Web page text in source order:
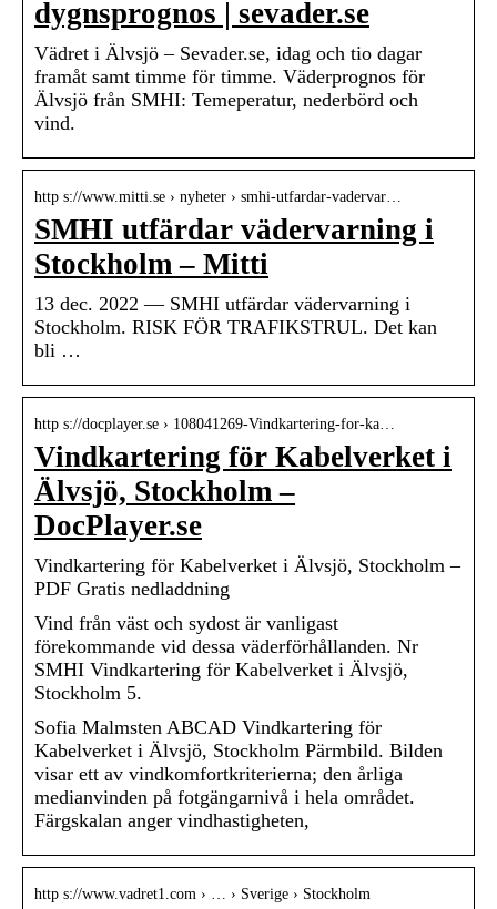
dygnsprognos | sevader.se
Vädret i Älvsjö – Sevader.se, idag och tio dagar
framåt samt timme för timme. Väderprognos för
Älvsjö från SMHI: Temeperatur, nederbörd och
vind.
http s://www.mitti.se › nyheter › smhi-utfardar-vadervar…
SMHI utfärdar vädervarning i
Stockholm – Mitti
13 dec. 2022 — SMHI utfärdar vädervarning i
Stockholm. RISK FÖR TRAFIKSTRUL. Det kan
bli …
http s://docplayer.se › 108041269-Vindkartering-for-ka…
Vindkartering för Kabelverket i
Älvsjö, Stockholm –
DocPlayer.se
Vindkartering för Kabelverket i Älvsjö, Stockholm –
PDF Gratis nedladdning
Vind från väst och sydost är vanligast
förekommande vid dessa väderförhållanden. Nr
SMHI Vindkartering för Kabelverket i Älvsjö,
Stockholm 5.
Sofia Malmsten ABCAD Vindkartering för
Kabelverket i Älvsjö, Stockholm Pärmbild. Bilden
visar ett av vindkomfortkriterierna; den årliga
medianvinden på fotgängarnivå i hela området.
Färgskalan anger vindhastigheten,
http s://www.vadret1.com › … › Sverige › Stockholm